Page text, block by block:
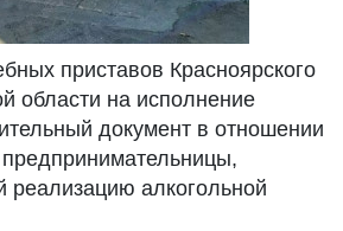
приставов Красноярского
области на исполнение
документ в отношении
алкогольной